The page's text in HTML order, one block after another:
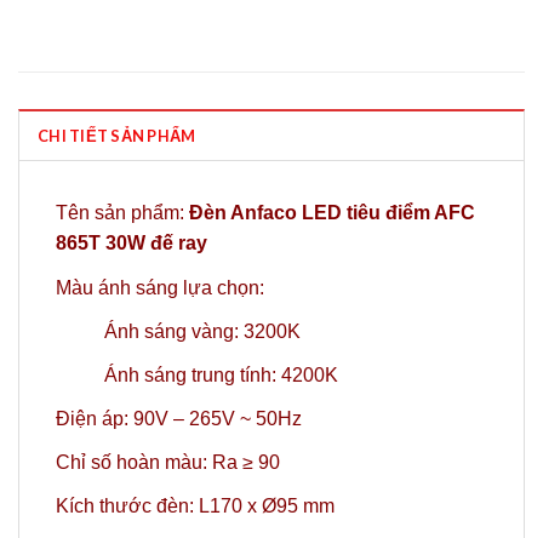
CHI TIẾT SẢN PHẨM
Tên sản phẩm: Đèn Anfaco LED tiêu điểm AFC
865T 30W đế ray
Màu ánh sáng lựa chọn:
Ánh sáng vàng: 3200K
Ánh sáng trung tính: 4200K
Điện áp: 90V – 265V ~ 50Hz
Chỉ số hoàn màu: Ra ≥ 90
Kích thước đèn: L170 x Ø95 mm